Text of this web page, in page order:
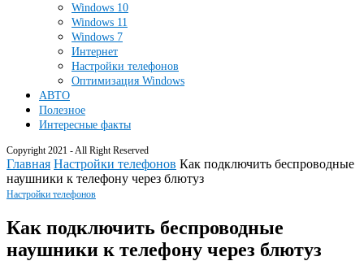
Windows 10
Windows 11
Windows 7
Интернет
Настройки телефонов
Оптимизация Windows
АВТО
Полезное
Интересные факты
Copyright 2021 - All Right Reserved
Главная Настройки телефонов Как подключить беспроводные
наушники к телефону через блютуз
Настройки телефонов
Как подключить беспроводные
наушники к телефону через блютуз